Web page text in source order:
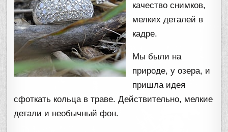
качество снимков,
мелких деталей в
кадре.
Мы были на
природе, у озера, и
пришла идея
сфоткать кольца в траве. Действительно, мелкие
детали и необычный фон.